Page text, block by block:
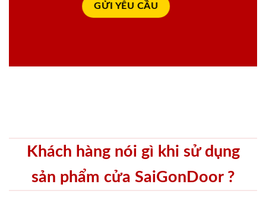
Khách hàng nói gì khi sử dụng
sản phẩm cửa SaiGonDoor ?